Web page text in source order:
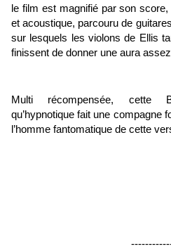
le film est magnifié par son
et acoustique, parcouru de
sur lesquels les violons de Ellis
finissent de donner une aura
Multi récompensée, cette
qu’hypnotique fait une compagne
l’homme fantomatique de cette